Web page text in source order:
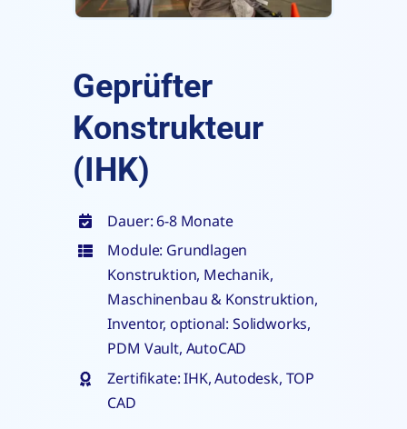
Geprüfter
Konstrukteur
(IHK)
Dauer: 6-8 Monate
Module: Grundlagen
Konstruktion, Mechanik,
Maschinenbau & Konstruktion,
Inventor, optional: Solidworks,
PDM Vault, AutoCAD
Zertifikate: IHK, Autodesk, TOP
CAD